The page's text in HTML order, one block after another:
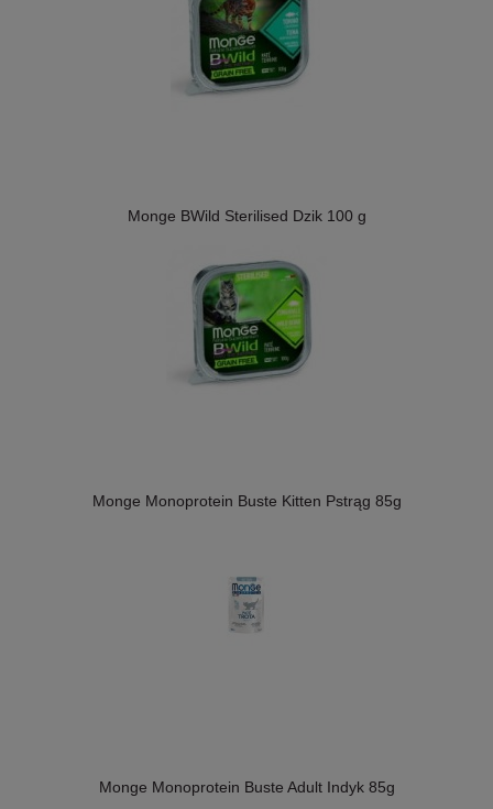
Monge BWild Sterilised Dzik 100 g
Monge Monoprotein Buste Kitten Pstrąg 85g
Monge Monoprotein Buste Adult Indyk 85g